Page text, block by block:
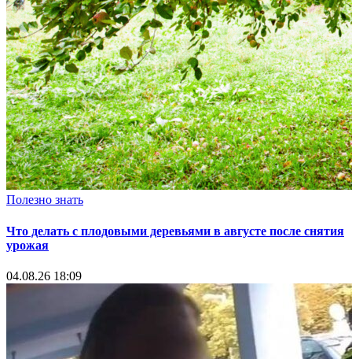
Полезно знать
Что делать с плодовыми деревьями в августе после снятия
урожая
04.08.26 18:09